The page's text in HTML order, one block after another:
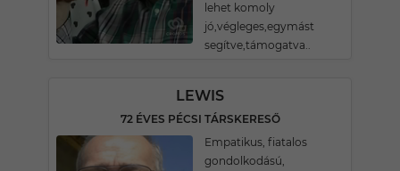
lehet komoly
jó,végleges,egymást
segítve,támogatva..
LEWIS
72 ÉVES PÉCSI TÁRSKERESŐ
Empatikus, fiatalos
gondolkodású,